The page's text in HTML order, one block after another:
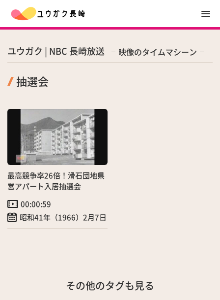
ユウガク | NBC 長崎放送 映像のタイムマシーン
抽選会
最高競争率26倍！滑石団地県
営アパート入居抽選会
00:00:59
昭和41年（1966）2月7日
その他のタグも見る